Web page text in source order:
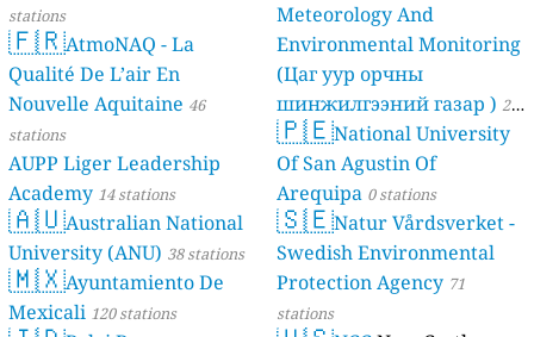
stations
🇫🇷AtmoNAQ - La
Qualité De L’air En
Nouvelle Aquitaine 46
stations
AUPP Liger Leadership
Academy 14 stations
🇦🇺Australian National
University (ANU) 38 stations
🇲🇽Ayuntamiento De
Mexicali 120 stations
Meteorology And
Environmental Monitoring
(Цаг уур орчны
шинжилгээний газар ) 21
stations
🇵🇪National University
Of San Agustin Of
Arequipa 0 stations
🇸🇪Natur Vårdsverket -
Swedish Environmental
Protection Agency 71
stations